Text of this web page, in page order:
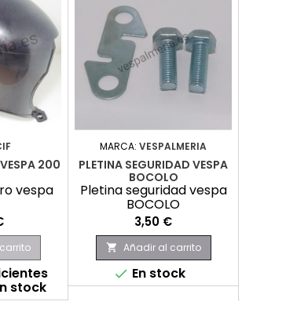
200
vespa
stock
MARCA: VESPALMERIA
PLETINA SEGURIDAD VESPA
BOCOLO
Pletina seguridad vespa
BOCOLO
Precio
3,50 €
 Añadir al carrito
 En stock